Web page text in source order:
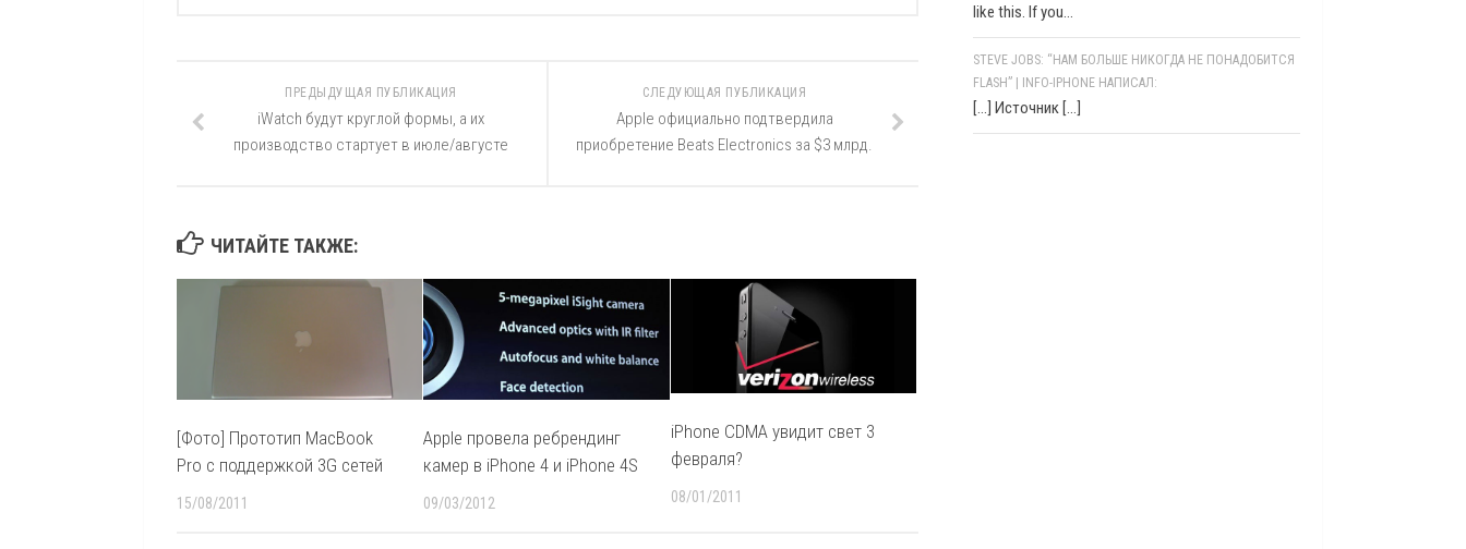
СЛЕДУЮЩАЯ ПУБЛИКАЦИЯ
Apple официально подтвердила
приобретение Beats Electronics за $3 млрд.
ПРЕДЫДУЩАЯ ПУБЛИКАЦИЯ
iWatch будут круглой формы, а их
производство стартует в июле/августе
ЧИТАЙТЕ ТАКЖЕ:
[Фото] Прототип MacBook
Pro с поддержкой 3G сетей
15/08/2011
Apple провела ребрендинг
камер в iPhone 4 и iPhone 4S
09/03/2012
iPhone CDMA увидит свет 3
февраля?
08/01/2011
like this. If you...
STEVE JOBS: “НАМ БОЛЬШЕ НИКОГДА НЕ ПОНАДОБИТСЯ
FLASH” | INFO-IPHONE НАПИСАЛ:
[…] Источник […]